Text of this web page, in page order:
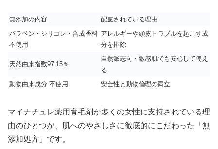
無添加の内容
配慮されている理由
パラベン・シリコン・合成香料
不使用
アレルギーや頭皮トラブルを起こす成
分を排除
天然由来指数97.15％
自然派志向・敏感肌でも安心して使え
る
動物由来成分 不使用
安全性と動物倫理の両立
マイナチュレ薬用育毛剤が多くの女性に支持されている理
由のひとつが、肌へのやさしさに徹底的にこだわった「無
添加処方」です。